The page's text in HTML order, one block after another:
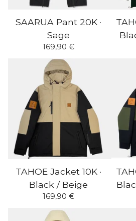
SAARUA Pant 20K ·
Sage
169,90 €
TAHOE Jacket 10K ·
Black / Beige
169,90 €